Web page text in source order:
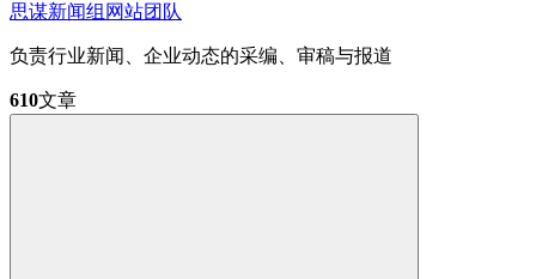
思谋新闻组 网站团队
负责行业新闻、企业动态的采编、审稿与报道
610文章